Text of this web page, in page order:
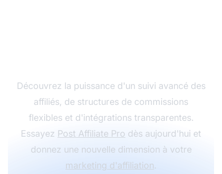
Découvrez la puissance d'un suivi avancé des
affiliés, de structures de commissions
flexibles et d'intégrations transparentes.
Essayez Post Affiliate Pro dès aujourd'hui et
donnez une nouvelle dimension à votre
marketing d'affiliation.